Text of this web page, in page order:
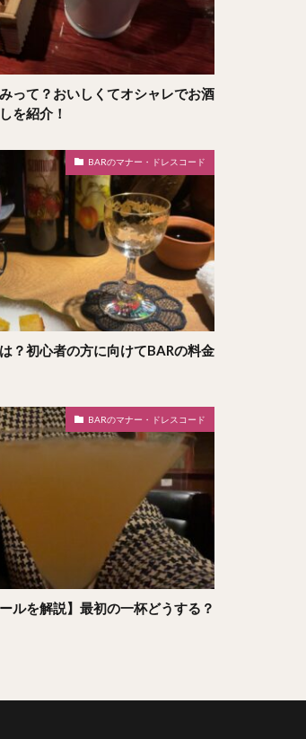
って？おいしくてオシャレでお酒
を紹介！
BARのマナー・ドレスコード
？初心者の方に向けてBARの料金
BARのマナー・ドレスコード
ルを解説】最初の一杯どうする？